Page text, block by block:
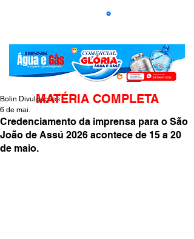
Credenciamento da imprensa para o São
João de Assú 2026 acontece de 15 a 20
de maio.
Bolin Divulgações
6 de mai.
MATÉRIA COMPLETA